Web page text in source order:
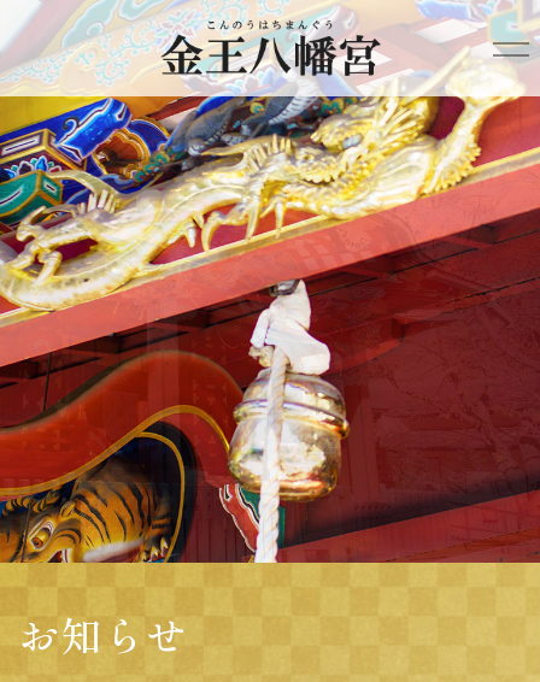
HOME
金王八幡宮について
年間行事
ご利益
ご祈祷
結婚式
氏子会
祈祷お申込み
アクセス
English
お知らせ